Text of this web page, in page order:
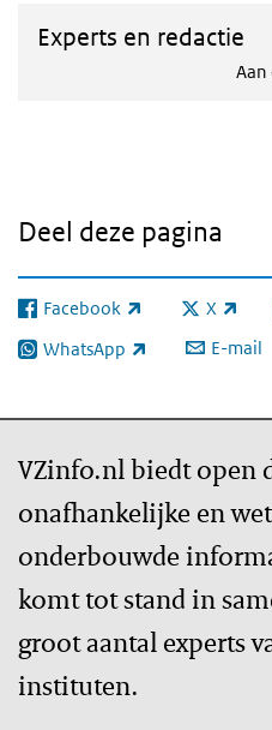
Experts en redactie
Aan
Deel deze pagina
Facebook
(externe link) X
(externe
WhatsApp
(externe link) E-mail
VZinfo.nl biedt open
onafhankelijke en
onderbouwde
komt tot stand in
groot aantal experts
instituten.